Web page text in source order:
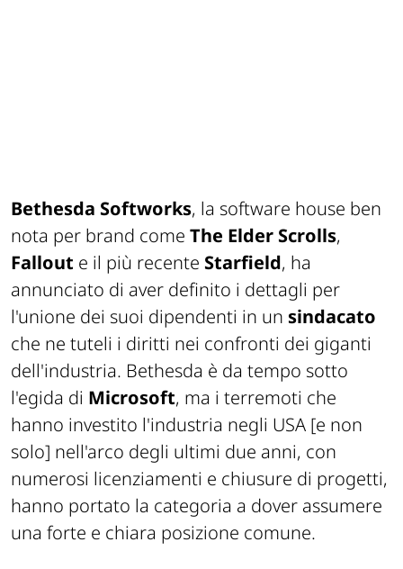
Bethesda Softworks, la software house ben
nota per brand come The Elder Scrolls,
Fallout e il più recente Starfield, ha
annunciato di aver definito i dettagli per
l'unione dei suoi dipendenti in un sindacato
che ne tuteli i diritti nei confronti dei giganti
dell'industria. Bethesda è da tempo sotto
l'egida di Microsoft, ma i terremoti che
hanno investito l'industria negli USA [e non
solo] nell'arco degli ultimi due anni, con
numerosi licenziamenti e chiusure di progetti,
hanno portato la categoria a dover assumere
una forte e chiara posizione comune.